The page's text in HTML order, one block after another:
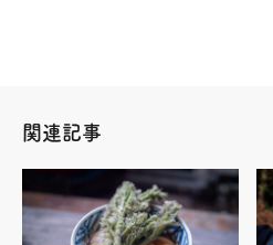
関連記事